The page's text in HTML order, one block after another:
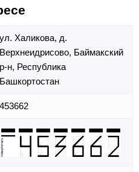
ул. Халикова, д.
Верхнеидрисово, Баймакский
р-н, Республика
Башкортостан
453662